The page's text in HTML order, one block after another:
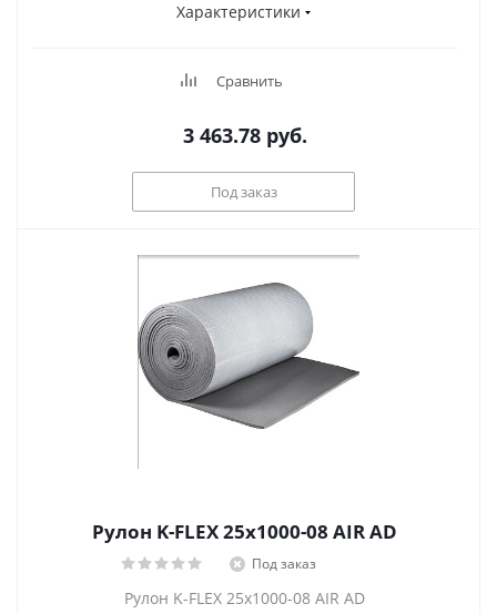
Характеристики
Сравнить
3 463.78руб.
Под заказ
Рулон K-FLEX 25x1000-08 AIR AD
Под заказ
Рулон K-FLEX 25x1000-08 AIR AD